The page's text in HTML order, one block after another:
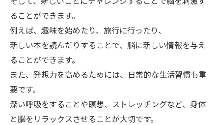
ることができます。
例えば、趣味を始めたり、旅行に行ったり、
新しい本を読んだりすることで、脳に新しい情報を与え
ることができます。
また、発想力を高めるためには、日常的な生活習慣も重
要です。
深い呼吸をすることや瞑想、ストレッチングなど、身体
と脳をリラックスさせることが大切です。